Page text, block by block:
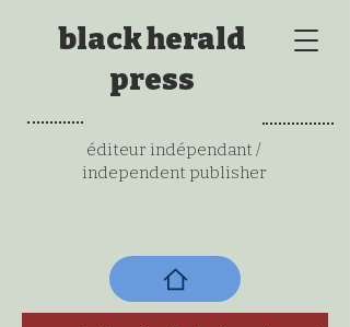
black herald
press
éditeur indépendant /
independent publisher